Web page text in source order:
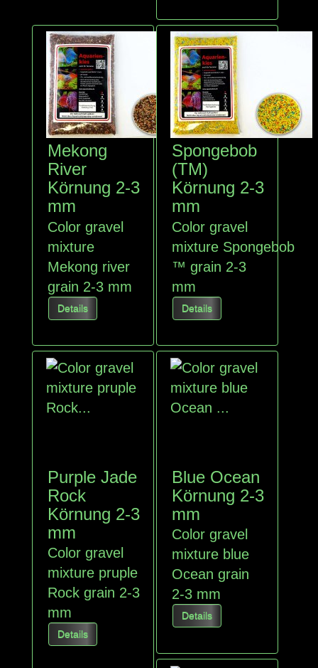
Mekong
River
Körnung 2-3
mm
Color gravel
mixture
Mekong river
grain 2-3 mm
Details
Spongebob
(TM)
Körnung 2-3
mm
Color gravel
mixture Spongebob
™ grain 2-3
mm
Details
Purple Jade
Rock
Körnung 2-3
mm
Color gravel
mixture pruple
Rock grain 2-3
mm
Details
Blue Ocean
Körnung 2-3
mm
Color gravel
mixture blue
Ocean grain
2-3 mm
Details